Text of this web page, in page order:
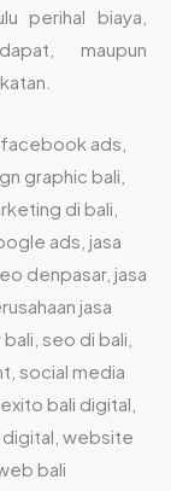
perihal biaya,
maupun